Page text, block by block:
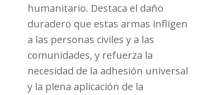
humanitario. Destaca el daño
duradero que estas armas infligen
a las personas civiles y a las
comunidades, y refuerza la
necesidad de la adhesión universal
y la plena aplicación de la